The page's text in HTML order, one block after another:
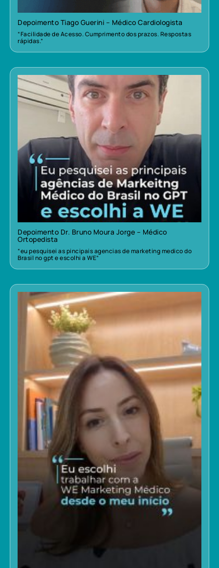
Depoimento Tiago Guerini – Médico Cardiologista
“Facilidade de Acesso. Cumprimento dos prazos. Respostas
rápidas.”
Depoimento Dr. Bruno Moura Jorge – Médico
Ortopedista
“eu pesquisei as pincipais agencias de marketing medico do
Brasil no gpt e escolhi a WE”